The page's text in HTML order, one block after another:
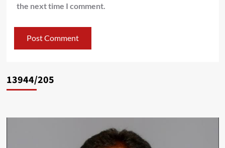
the next time I comment.
13944/205